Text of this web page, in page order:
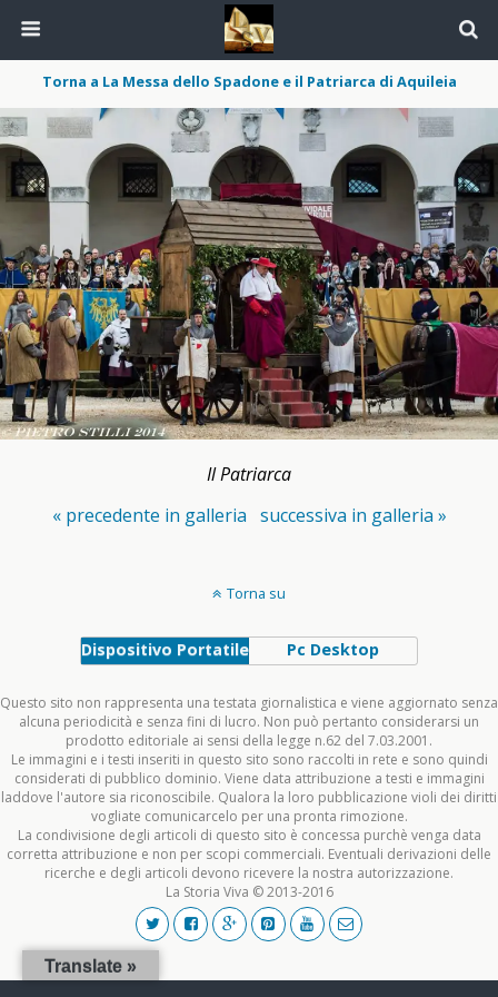
Torna a La Messa dello Spadone e il Patriarca di Aquileia
Il Patriarca
« precedente in galleria successiva in galleria »
Torna su
Dispositivo Portatile Pc Desktop
Questo sito non rappresenta una testata giornalistica e viene aggiornato senza
alcuna periodicità e senza fini di lucro. Non può pertanto considerarsi un
prodotto editoriale ai sensi della legge n.62 del 7.03.2001.
Le immagini e i testi inseriti in questo sito sono raccolti in rete e sono quindi
considerati di pubblico dominio. Viene data attribuzione a testi e immagini
laddove l'autore sia riconoscibile. Qualora la loro pubblicazione violi dei diritti
vogliate comunicarcelo per una pronta rimozione.
La condivisione degli articoli di questo sito è concessa purchè venga data
corretta attribuzione e non per scopi commerciali. Eventuali derivazioni delle
ricerche e degli articoli devono ricevere la nostra autorizzazione.
La Storia Viva © 2013-2016
Translate »